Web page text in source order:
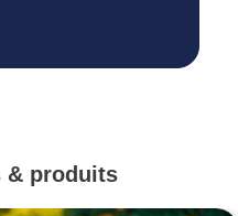
& produits